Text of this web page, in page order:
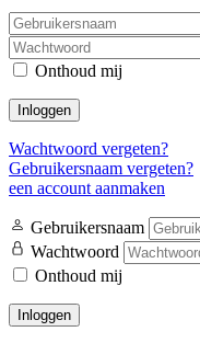
Onthoud mij
Inloggen
Wachtwoord vergeten?
Gebruikersnaam vergeten?
een account aanmaken
Gebruikersnaam
Wachtwoord
Onthoud mij
Inloggen